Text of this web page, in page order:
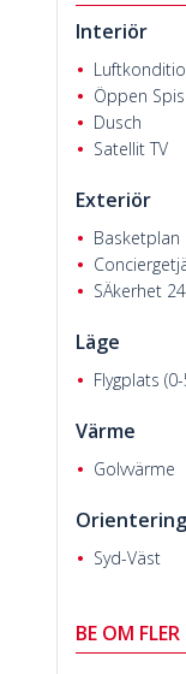
Interiör
Öppen Spis
Dusch
Satellit TV
Exteriör
Basketplan
SÄkerhet
Läge
Flygplats
Värme
Golvvärme
Orientering
Syd-Väst
BE OM FLER